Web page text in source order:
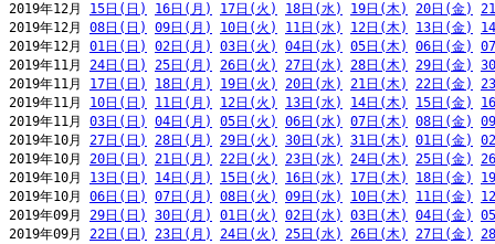
2019年12月 15日(日) 16日(月) 17日(火) 18日(水) 19日(木) 20日(金)
2019年12月 08日(日) 09日(月) 10日(火) 11日(水) 12日(木) 13日(金)
2019年12月 01日(日) 02日(月) 03日(火) 04日(水) 05日(木) 06日(金)
2019年11月 24日(日) 25日(月) 26日(火) 27日(水) 28日(木) 29日(金)
2019年11月 17日(日) 18日(月) 19日(火) 20日(水) 21日(木) 22日(金)
2019年11月 10日(日) 11日(月) 12日(火) 13日(水) 14日(木) 15日(金)
2019年11月 03日(日) 04日(月) 05日(火) 06日(水) 07日(木) 08日(金)
2019年10月 27日(日) 28日(月) 29日(火) 30日(水) 31日(木) 01日(金)
2019年10月 20日(日) 21日(月) 22日(火) 23日(水) 24日(木) 25日(金)
2019年10月 13日(日) 14日(月) 15日(火) 16日(水) 17日(木) 18日(金)
2019年10月 06日(日) 07日(月) 08日(火) 09日(水) 10日(木) 11日(金)
2019年09月 29日(日) 30日(月) 01日(火) 02日(水) 03日(木) 04日(金)
2019年09月 22日(日) 23日(月) 24日(火) 25日(水) 26日(木) 27日(金)